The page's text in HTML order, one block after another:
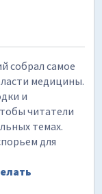
собрал самое
медицины.
и
читатели
темах.
для